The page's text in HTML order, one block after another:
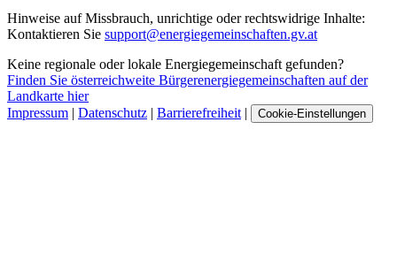
Hinweise auf Missbrauch, unrichtige oder rechtswidrige Inhalte:
Kontaktieren Sie support@energiegemeinschaften.gv.at
Keine regionale oder lokale Energiegemeinschaft gefunden?
Finden Sie österreichweite Bürgerenergiegemeinschaften auf der
Landkarte hier
Impressum | Datenschutz | Barrierefreiheit | Cookie-Einstellungen